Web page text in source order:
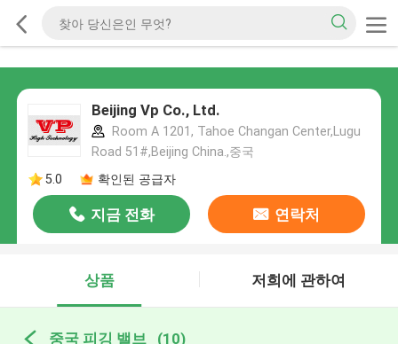
Beijing Vp Co., Ltd.
Room A 1201, Tahoe Changan Center,Lugu
Road 51#,Beijing China.,중국
5.0
확인된 공급자
지금 전화 연락처
상품 저희에 관하여
중국 피깅 밸브 (10)